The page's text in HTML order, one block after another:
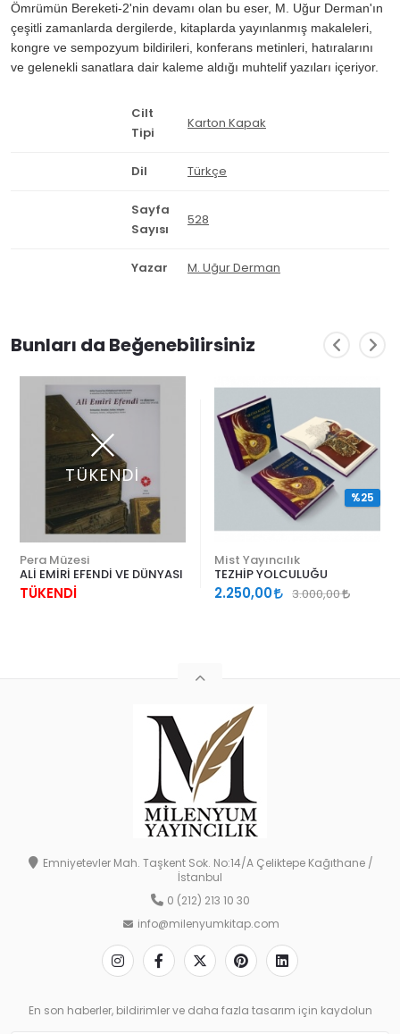
Ömrümün Bereketi-2'nin devamı olan bu eser, M. Uğur Derman'ın
çeşitli zamanlarda dergilerde, kitaplarda yayınlanmış makaleleri,
kongre ve sempozyum bildirileri, konferans metinleri, hatıralarını
ve gelenekli sanatlara dair kaleme aldığı muhtelif yazıları içeriyor.
Cilt
Tipi
Karton Kapak
Dil Türkçe
Sayfa
Sayısı
528
Yazar M. Uğur Derman
Bunları da Beğenebilirsiniz
TÜKENDİ
Pera Müzesi
ALİ EMİRİ EFENDİ VE DÜNYASI
TÜKENDİ
Mist Yayıncılık
TEZHİP YOLCULUĞU
2.250,00 3.000,00
%25
Emniyetevler Mah. Taşkent Sok. No:14/A Çeliktepe Kağıthane /
İstanbul
0 (212) 213 10 30
info@milenyumkitap.com
En son haberler, bildirimler ve daha fazla tasarım için kaydolun